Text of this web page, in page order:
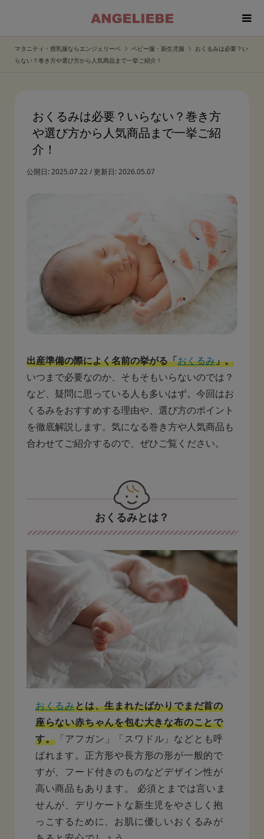
マタニティ・授乳服ならエンジェリーベ ベビー服・新生児服
おくるみは必要？い
らない？巻き方や選び方から人気商品まで一挙ご紹介！
おくるみは必要？いらない？巻き方
や選び方から人気商品まで一挙ご紹
介！
公開日:2025.07.22 /更新日:2026.05.07
出産準備の際によく名前の挙がる「おくるみ」。
いつまで必要なのか、そもそもいらないのでは？
など、疑問に思っている人も多いはず。今回はお
くるみをおすすめする理由や、選び方のポイント
を徹底解説します。気になる巻き方や人気商品も
合わせてご紹介するので、ぜひご覧ください。
おくるみとは？
おくるみとは、生まれたばかりでまだ首の
座らない赤ちゃんを包む大きな布のことで
す。「アフガン」「スワドル」などとも呼
ばれます。正方形や長方形の形が一般的で
すが、フード付きのものなどデザイン性が
高い商品もあります。 必須とまでは言いま
せんが、デリケートな新生児をやさしく抱
っこするために、お肌に優しいおくるみが